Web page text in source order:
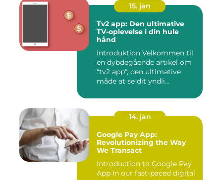
15. jan
Tv2 app: Den ultimative
TV-oplevelse i din hule
hånd
Introduktion Velkommen til
en dybdegående artikel om
"tv2 app", den ultimative
måde at se dit yndli...
14. jan
Google Pay App:
Revolutionizing the Way
We Transact
Introduction to Google Pay
App In our fast-paced digital